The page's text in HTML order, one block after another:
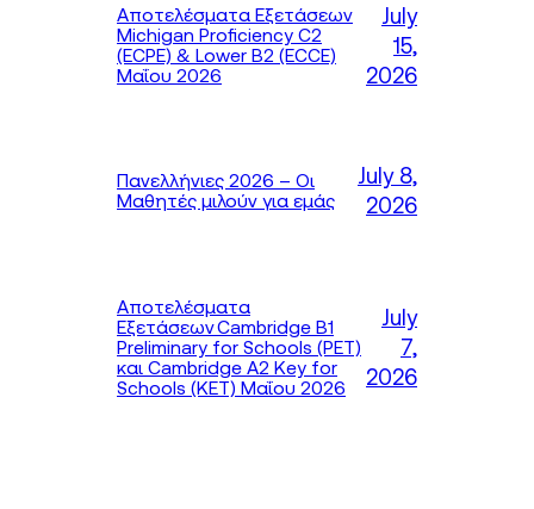
Αποτελέσματα Εξετάσεων
Michigan Proficiency C2
(ECPE) & Lower B2 (ECCE)
Μαΐου 2026
July
15,
2026
Πανελλήνιες 2026 – Οι
Μαθητές μιλούν για εμάς
July 8,
2026
Αποτελέσματα
Εξετάσεων Cambridge B1
Preliminary for Schools (PET)
και Cambridge A2 Key for
Schools (KET) Μαΐου 2026
July
7,
2026